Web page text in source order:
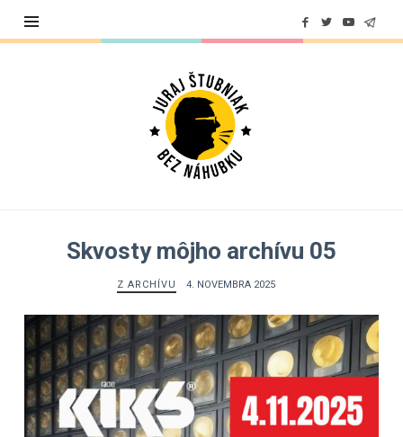
Juraj
Štubniak
Skvosty môjho archívu 05
Z ARCHÍVU 4. NOVEMBRA 2025